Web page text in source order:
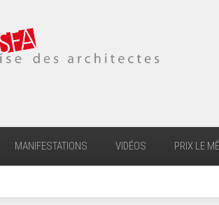
MANIFESTATIONS VIDÉOS PRIX LE